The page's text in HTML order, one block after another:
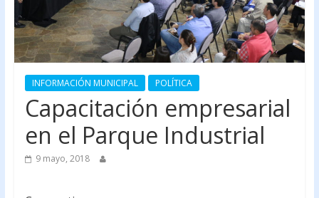
INFORMACIÓN MUNICIPAL POLÍTICA
Capacitación empresarial
en el Parque Industrial
9 mayo, 2018